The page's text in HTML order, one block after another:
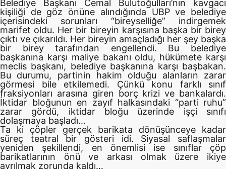
Belediye Başkanı Cemal Bulutoğulları’nın kavgacı
kişiliği de göz önüne alındığında UBP ve belediye
içerisindeki sorunları “bireyselliğe” indirgemek
marifet oldu. Her bir bireyin karşısına başka bir birey
çıktı ve çıkarıldı. Her bireyin amaçladığı her şey başka
bir birey tarafından engellendi. Bu belediye
başkanına karşı maliye bakanı oldu, hükümete karşı
meclis başkanı, belediye başkanına karşı başbakan.
Bu durumu, partinin hakim olduğu alanların zarar
görmesi bile etkilemedi. Çünkü konu farklı sınıf
fraksiyonları arasına giren borç krizi ve bankalardı.
İktidar bloğunun en zayıf halkasındaki “parti ruhu”
zarar gördü, iktidar bloğu üzerinde işçi sınıfı
dolaşmaya başladı…
Ta ki çöpler gerçek barikata dönüşünceye kadar
süreç teatral bir gösteri idi. Siyasal saflaşmalar
yeniden şekillendi, en önemlisi ise sınıflar çöp
barikatlarının önü ve arkası olmak üzere ikiye
ayrılmak zorunda kaldı…